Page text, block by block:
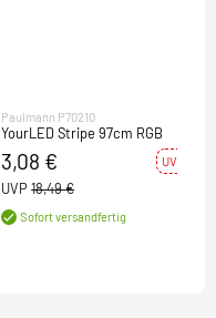
Paulmann P70210
YourLED Stripe 97cm RGB
3,08 € UVP -83%
UVP 18,49 €
Sofort versandfertig